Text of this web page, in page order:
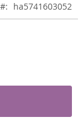
ha5741603052